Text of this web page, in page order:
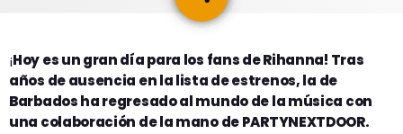
ACTUALIDAD
ESPECTÁCULOS
GEEKERS
PROGRAMACIÓN
INICIO
¡Hoy es un gran día para los fans de Rihanna! Tras
años de ausencia en la lista de estrenos, la de
Barbados ha regresado al mundo de la música con
una colaboración de la mano de PARTYNEXTDOOR.